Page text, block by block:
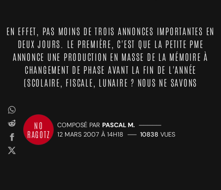
EN EFFET, PAS MOINS DE TROIS ANNONCES IMPORTANTES EN
DEUX JOURS. LE PREMIÈRE, C'EST QUE LA PETITE PME
ANNONCE UNE PRODUCTION EN MASSE DE LA MÉMOIRE À
CHANGEMENT DE PHASE AVANT LA FIN DE L'ANNÉE
(SCOLAIRE, FISCALE, LUNAIRE ? NOUS NE SAVONS
NO
RAGOTZ
COMPOSÉ PAR PASCAL M. —————
12 MARS 2007 À 14H18 —— 10838 VUES